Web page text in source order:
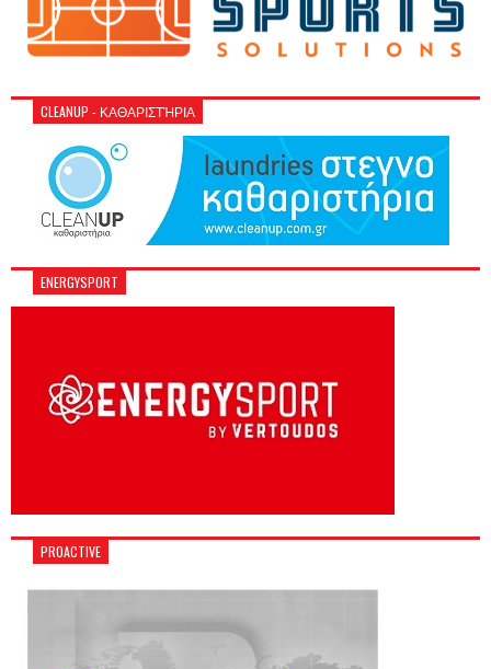
CLEANUP - ΚΑΘΑΡΙΣΤΉΡΙΑ
ENERGYSPORT
PROACTIVE